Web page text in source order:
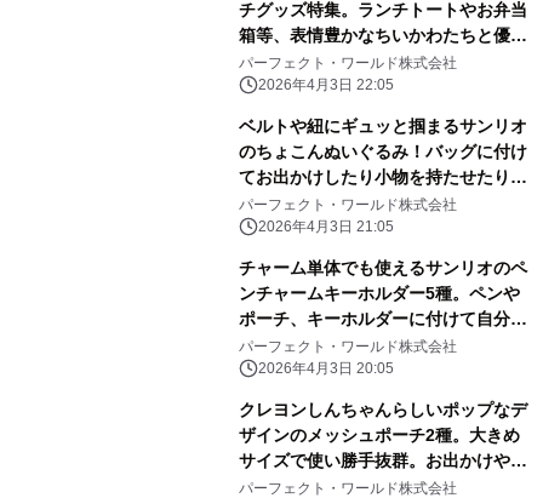
チグッズ特集。ランチトートやお弁当
箱等、表情豊かなちいかわたちと優し
いピンク色に心和む
パーフェクト・ワールド株式会社
2026年4月3日 22:05
ベルトや紐にギュッと掴まるサンリオ
のちょこんぬいぐるみ！バッグに付け
てお出かけしたり小物を持たせたりと
自由に楽しめる！
パーフェクト・ワールド株式会社
2026年4月3日 21:05
チャーム単体でも使えるサンリオのペ
ンチャームキーホルダー5種。ペンや
ポーチ、キーホルダーに付けて自分だ
けのアレンジしよう
パーフェクト・ワールド株式会社
2026年4月3日 20:05
クレヨンしんちゃんらしいポップなデ
ザインのメッシュポーチ2種。大きめ
サイズで使い勝手抜群。お出かけや旅
行にぜひ！
パーフェクト・ワールド株式会社